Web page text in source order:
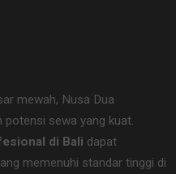
mewah, Nusa Dua
potensi sewa yang kuat.
di Bali dapat
memenuhi standar tinggi di